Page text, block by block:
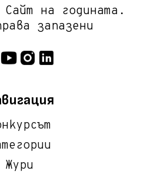
на годината.
запазени
Жури